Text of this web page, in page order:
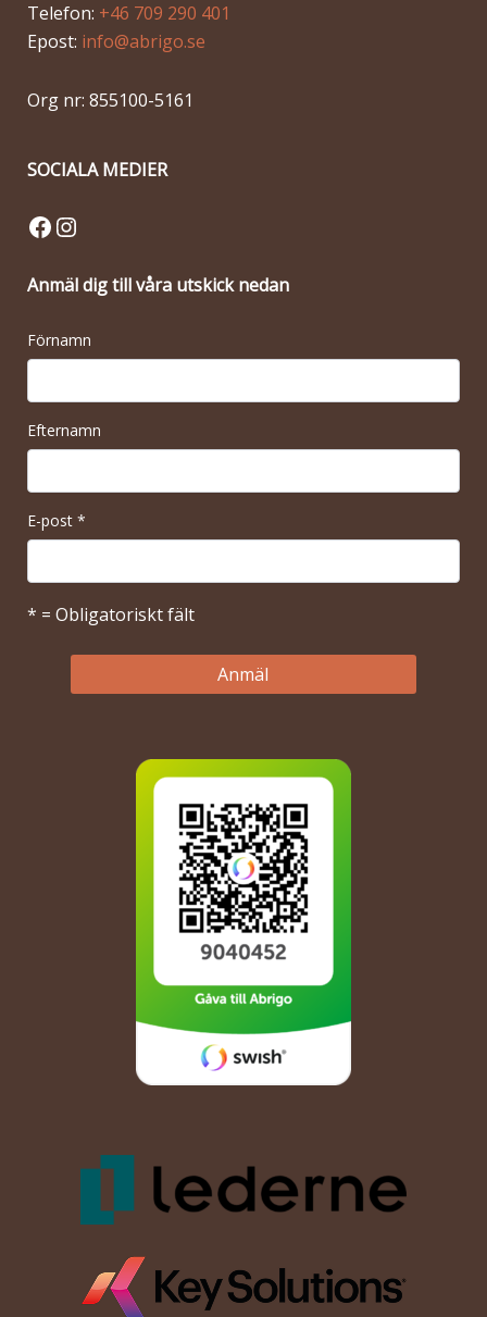
Telefon: +46 709 290 401
Epost: info@abrigo.se
Org nr: 855100-5161
SOCIALA MEDIER
Facebook
Instagram
Anmäl dig till våra utskick nedan
Förnamn
Efternamn
E-post *
* = Obligatoriskt fält